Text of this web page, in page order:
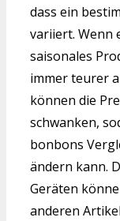
dass ein
variiert. Wenn
saisonales
immer teurer
können die
schwanken,
bonbons
ändern kann.
Geräten
anderen